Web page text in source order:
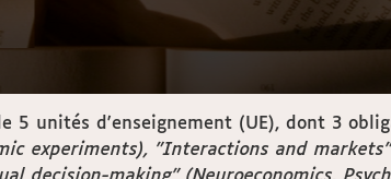
5 unités d'enseignement (UE), dont 3
experiments), "Interactions and